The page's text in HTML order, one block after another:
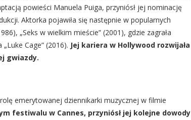
powieści Manuela Puiga, przyniósł jej nominację
Aktorka pojawiła się następnie w popularnych
„Seks w wielkim mieście” (2001), gdzie zagrała
Cage” (2016). Jej kariera w Hollywood rozwijała
gwiazdy.
emerytowanej dziennikarki muzycznej w filmie
festiwalu w Cannes, przyniósł jej kolejne dowody